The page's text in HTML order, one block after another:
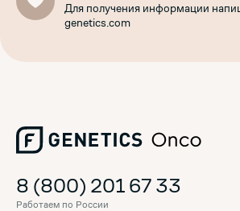
Для получения информации
genetics.com
8 (800) 201 67 33
Работаем по России